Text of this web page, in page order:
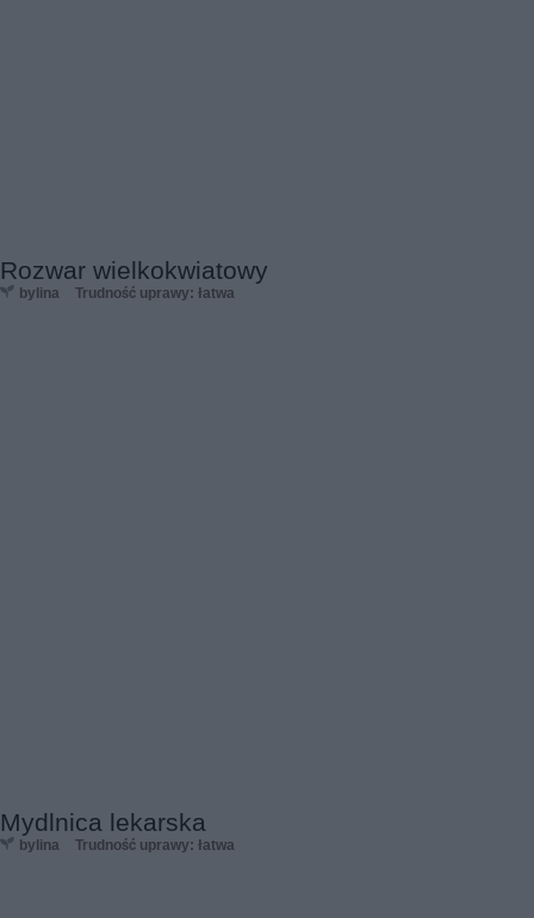
Rozwar wielkokwiatowy
bylina Trudność uprawy: łatwa
Mydlnica lekarska
bylina Trudność uprawy: łatwa